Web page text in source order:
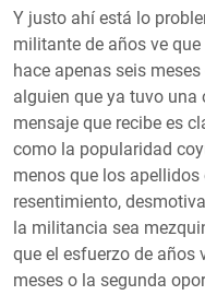
Y justo ahí está lo
militante de años ve
hace apenas seis
alguien que ya tuvo una
mensaje que recibe es
como la popularidad
menos que los apellidos
resentimiento,
la militancia sea
que el esfuerzo de años
meses o la segunda